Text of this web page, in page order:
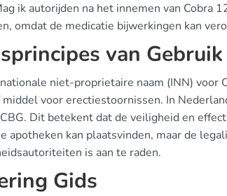
ik autorijden na het innemen van
omdat de medicatie bijwerkingen kan
van Gebruik
niet-proprietaire naam (INN) voor
voor erectiestoornissen. In
Dit betekent dat de veiligheid en
apotheken kan plaatsvinden, maar de
is aan te raden.
Gids